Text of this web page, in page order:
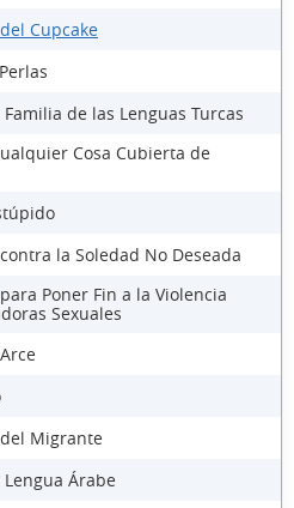
Cupcake
de las Lenguas Turcas
Cosa Cubierta de
la Soledad No Deseada
Poner Fin a la Violencia
Sexuales
Migrante
Árabe